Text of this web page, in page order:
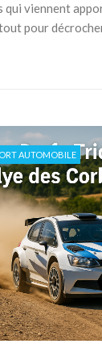
qui viennent
pour
AUTOMOBILE